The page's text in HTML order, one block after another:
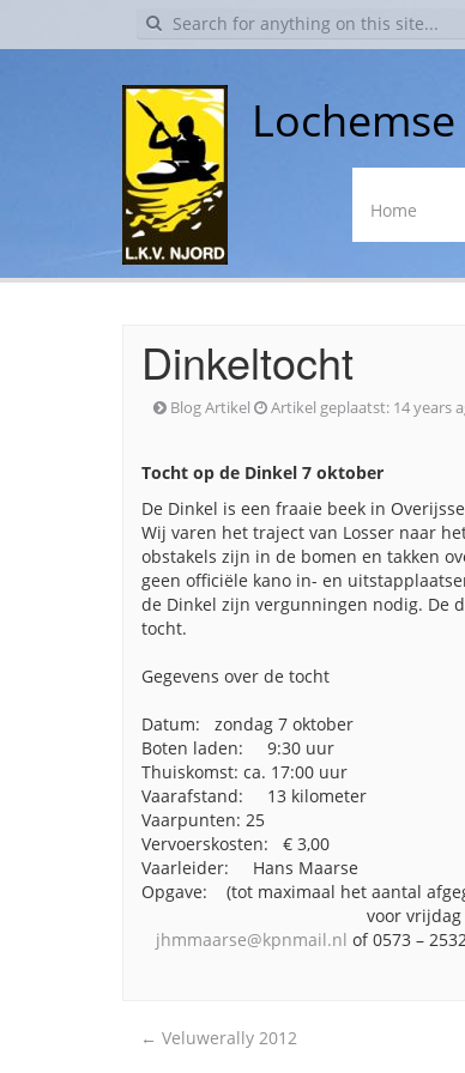
Search
Skip
Home
Dinkeltocht
Blog Artikel Artikel geplaatst: 14 years
Tocht op de Dinkel 7 oktober
De Dinkel is een fraaie beek in
Wij varen het traject van Losser naar
obstakels zijn in de bomen en takken
geen officiële kano in- en
de Dinkel zijn vergunningen nodig. De
tocht.
Gegevens over de tocht
Datum: zondag 7 oktober
Boten laden: 9:30 uur
Thuiskomst: ca. 17:00 uur
Vaarafstand: 13 kilometer
Vaarpunten: 25
Vervoerskosten: € 3,00
Vaarleider: Hans Maarse
Opgave: (tot maximaal het aantal
voor vrijdag 5 oktober
jhmmaarse@kpnmail.nl of 0573 –
Post
← Veluwerally 2012